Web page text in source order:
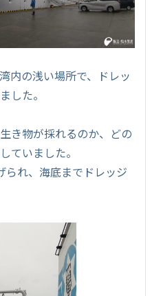
内の浅い場所で、ドレッ
した。
き物が採れるのか、どの
ていました。
られ、海底までドレッジ